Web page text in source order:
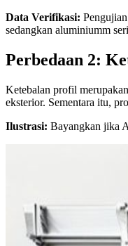
Data Verifikasi:
sedangkan aluminiumm
Perbedaan 2:
Ketebalan profil
eksterior. Sementara itu,
Ilustrasi: Bayangkan jika